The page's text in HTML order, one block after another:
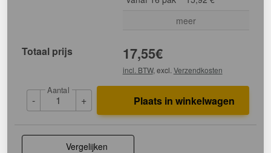
meer
Totaal prijs 17,55€
incl. BTW, excl. Verzendkosten
-
Aantal
+ Plaats in winkelwagen
Vergelijken